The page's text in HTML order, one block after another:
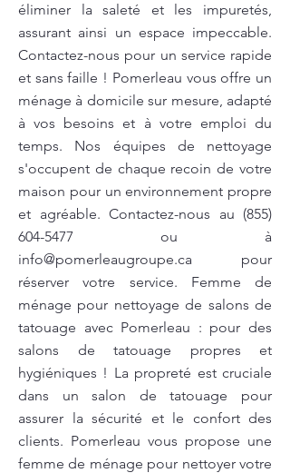
éliminer la saleté et les impuretés,
assurant ainsi un espace impeccable.
Contactez-nous pour un service rapide
et sans faille ! Pomerleau vous offre un
ménage à domicile sur mesure, adapté
à vos besoins et à votre emploi du
temps. Nos équipes de nettoyage
s'occupent de chaque recoin de votre
maison pour un environnement propre
et agréable. Contactez-nous au (855)
604-5477 ou à
info@pomerleaugroupe.ca pour
réserver votre service. Femme de
ménage pour nettoyage de salons de
tatouage avec Pomerleau : pour des
salons de tatouage propres et
hygiéniques ! La propreté est cruciale
dans un salon de tatouage pour
assurer la sécurité et le confort des
clients. Pomerleau vous propose une
femme de ménage pour nettoyer votre